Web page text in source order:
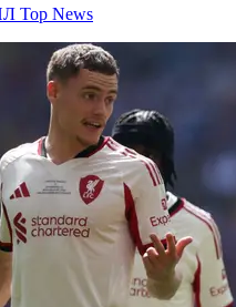
Top News